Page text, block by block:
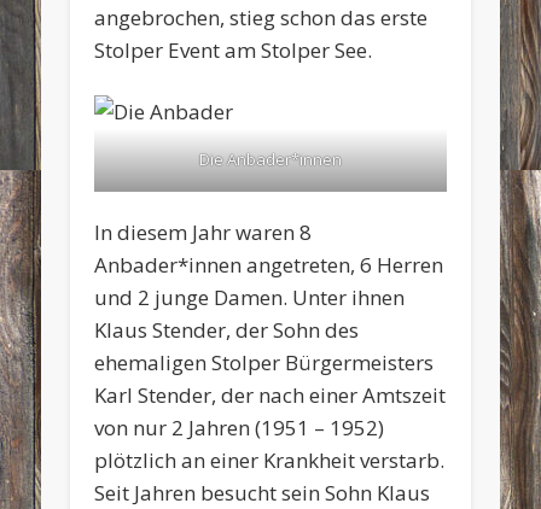
angebrochen, stieg schon das erste
Stolper Event am Stolper See.
Die Anbader*innen
In diesem Jahr waren 8
Anbader*innen angetreten, 6 Herren
und 2 junge Damen. Unter ihnen
Klaus Stender, der Sohn des
ehemaligen Stolper Bürgermeisters
Karl Stender, der nach einer Amtszeit
von nur 2 Jahren (1951 – 1952)
plötzlich an einer Krankheit verstarb.
Seit Jahren besucht sein Sohn Klaus